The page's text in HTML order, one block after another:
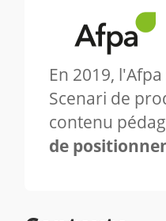
En 2019,
Scenari de
contenu
de